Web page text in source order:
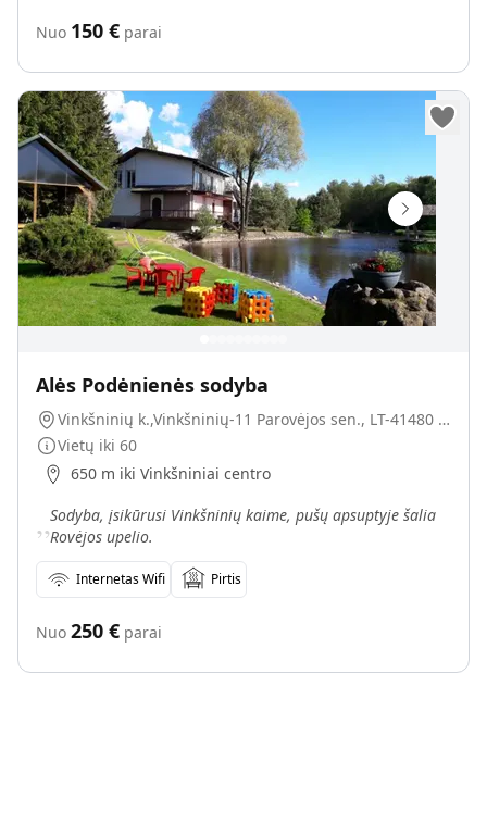
Nuo 150 € parai
Alės Podėnienės sodyba
Vinkšninių k.,Vinkšninių-11 Parovėjos sen., LT-41480 Biržų r.
Vietų iki 60
650 m iki Vinkšniniai centro
„Sodyba, įsikūrusi Vinkšninių kaime, pušų apsuptyje šalia
Rovėjos upelio.
Internetas Wifi Pirtis
Nuo 250 € parai